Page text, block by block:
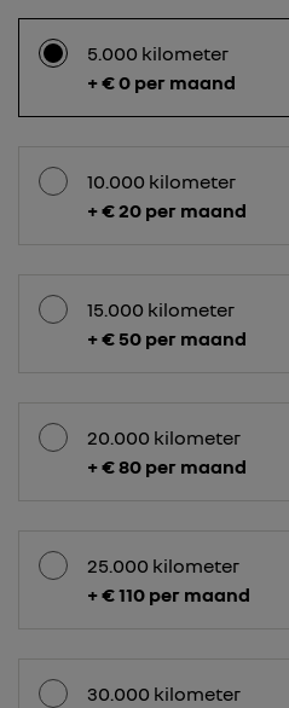
5.000 kilometer
+ € 0 per maand
10.000 kilometer
+ € 20 per maand
15.000 kilometer
+ € 50 per maand
20.000 kilometer
+ € 80 per maand
25.000 kilometer
+ € 110 per maand
30.000 kilometer